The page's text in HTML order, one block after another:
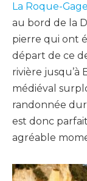
La Roque-
au bord de la
pierre qui ont
départ de ce
rivière jusqu’à
médiéval
randonnée
est donc
agréable